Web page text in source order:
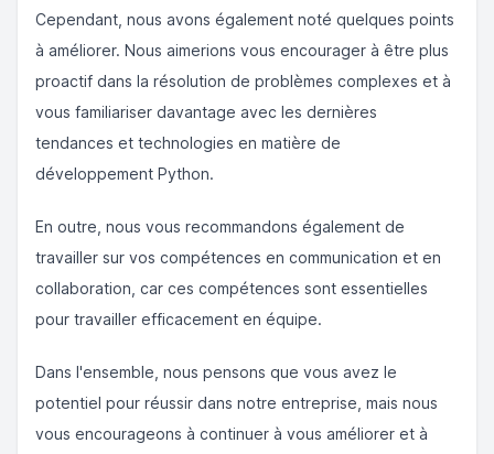
Cependant, nous avons également noté quelques points
à améliorer. Nous aimerions vous encourager à être plus
proactif dans la résolution de problèmes complexes et à
vous familiariser davantage avec les dernières
tendances et technologies en matière de
développement Python.
En outre, nous vous recommandons également de
travailler sur vos compétences en communication et en
collaboration, car ces compétences sont essentielles
pour travailler efficacement en équipe.
Dans l'ensemble, nous pensons que vous avez le
potentiel pour réussir dans notre entreprise, mais nous
vous encourageons à continuer à vous améliorer et à